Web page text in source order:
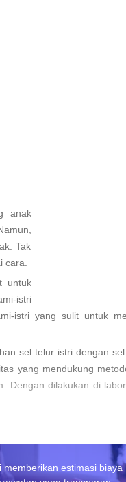
anak
Tak
cara.
untuk
istri
istri yang sulit untuk
sel telur istri dengan
yang mendukung
Dengan dilakukan di
anak.
ke luar negeri untuk
berbagai negara seperti
memberikan estimasi biaya